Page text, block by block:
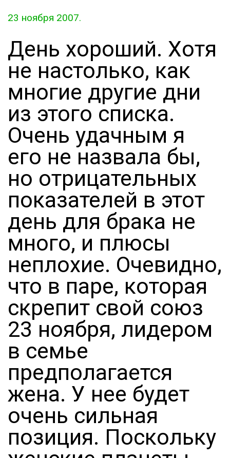
23 ноября 2007.
День хороший. Хотя
не настолько, как
многие другие дни
из этого списка.
Очень удачным я
его не назвала бы,
но отрицательных
показателей в этот
день для брака не
много, и плюсы
неплохие. Очевидно,
что в паре, которая
скрепит свой союз
23 ноября, лидером
в семье
предполагается
жена. У нее будет
очень сильная
позиция. Поскольку